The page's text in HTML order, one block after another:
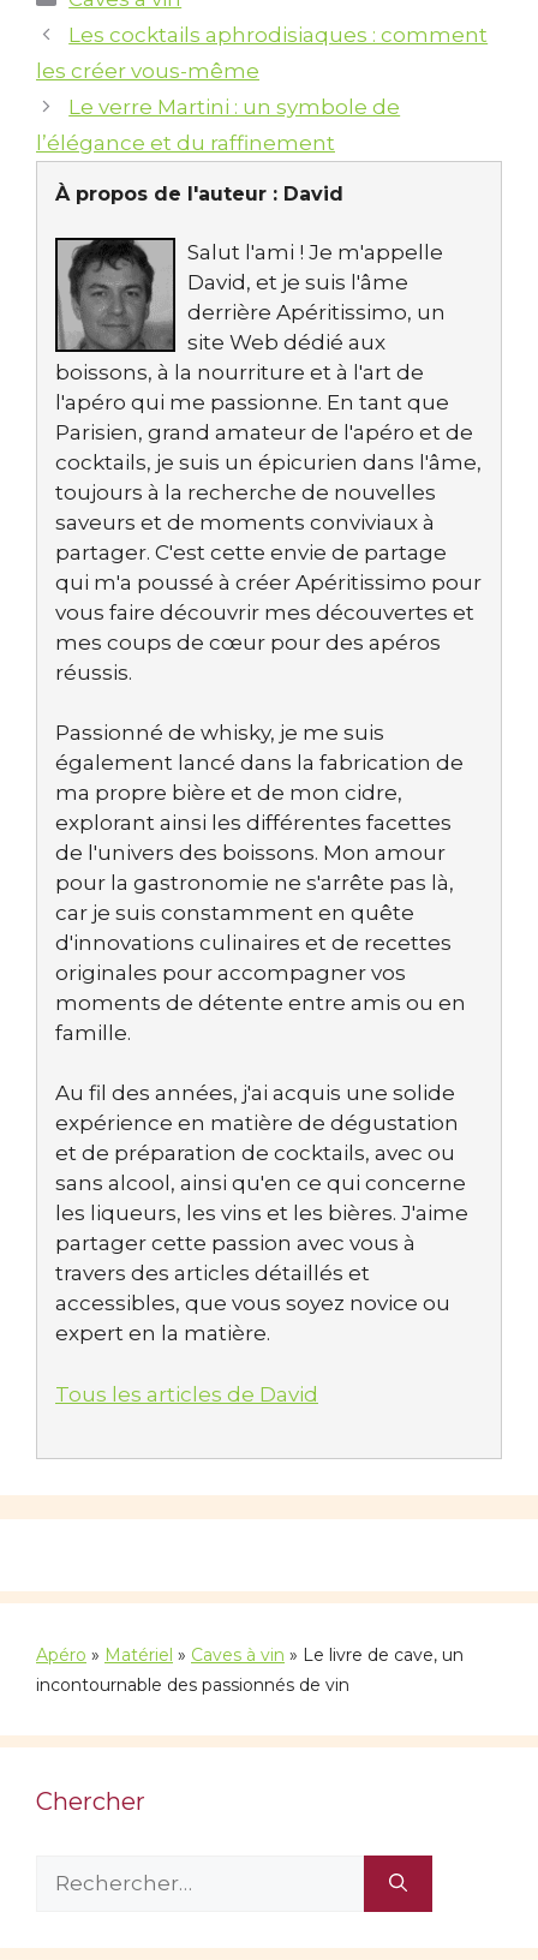
Les cocktails aphrodisiaques : comment
les créer vous-même
Le verre Martini : un symbole de
l’élégance et du raffinement
À propos de l'auteur : David
Salut l'ami ! Je m'appelle
David, et je suis l'âme
derrière Apéritissimo, un
site Web dédié aux
boissons, à la nourriture et à l'art de
l'apéro qui me passionne. En tant que
Parisien, grand amateur de l'apéro et de
cocktails, je suis un épicurien dans l'âme,
toujours à la recherche de nouvelles
saveurs et de moments conviviaux à
partager. C'est cette envie de partage
qui m'a poussé à créer Apéritissimo pour
vous faire découvrir mes découvertes et
mes coups de cœur pour des apéros
réussis.
Passionné de whisky, je me suis
également lancé dans la fabrication de
ma propre bière et de mon cidre,
explorant ainsi les différentes facettes
de l'univers des boissons. Mon amour
pour la gastronomie ne s'arrête pas là,
car je suis constamment en quête
d'innovations culinaires et de recettes
originales pour accompagner vos
moments de détente entre amis ou en
famille.
Au fil des années, j'ai acquis une solide
expérience en matière de dégustation
et de préparation de cocktails, avec ou
sans alcool, ainsi qu'en ce qui concerne
les liqueurs, les vins et les bières. J'aime
partager cette passion avec vous à
travers des articles détaillés et
accessibles, que vous soyez novice ou
expert en la matière.
Tous les articles de David
Apéro » Matériel » Caves à vin » Le livre de cave, un
incontournable des passionnés de vin
Chercher
Rechercher :